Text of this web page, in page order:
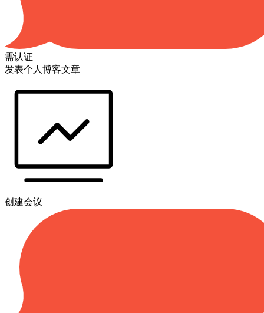
需认证
发表个人博客文章
创建会议